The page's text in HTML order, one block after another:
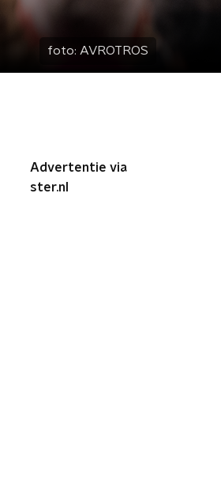
foto: AVROTROS
Advertentie via
ster.nl